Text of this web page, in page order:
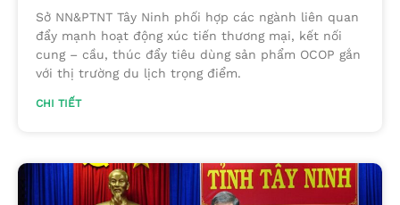
Sở NN&PTNT Tây Ninh phối hợp các ngành liên quan
đẩy mạnh hoạt động xúc tiến thương mại, kết nối
cung – cầu, thúc đẩy tiêu dùng sản phẩm OCOP gắn
với thị trường du lịch trọng điểm.
CHI TIẾT